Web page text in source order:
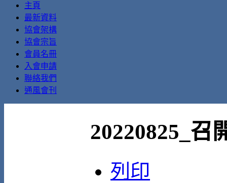
主頁
最新資料
協會架構
協會宗旨
會員名冊
入會申請
聯絡我們
通風會刊
20220825_召
列印